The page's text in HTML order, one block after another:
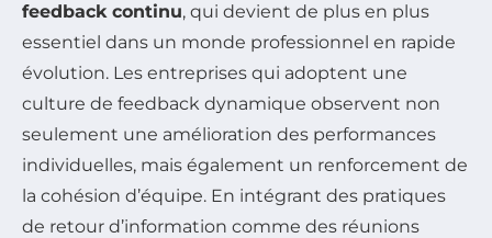
feedback continu, qui devient de plus en plus
essentiel dans un monde professionnel en rapide
évolution. Les entreprises qui adoptent une
culture de feedback dynamique observent non
seulement une amélioration des performances
individuelles, mais également un renforcement de
la cohésion d’équipe. En intégrant des pratiques
de retour d’information comme des réunions